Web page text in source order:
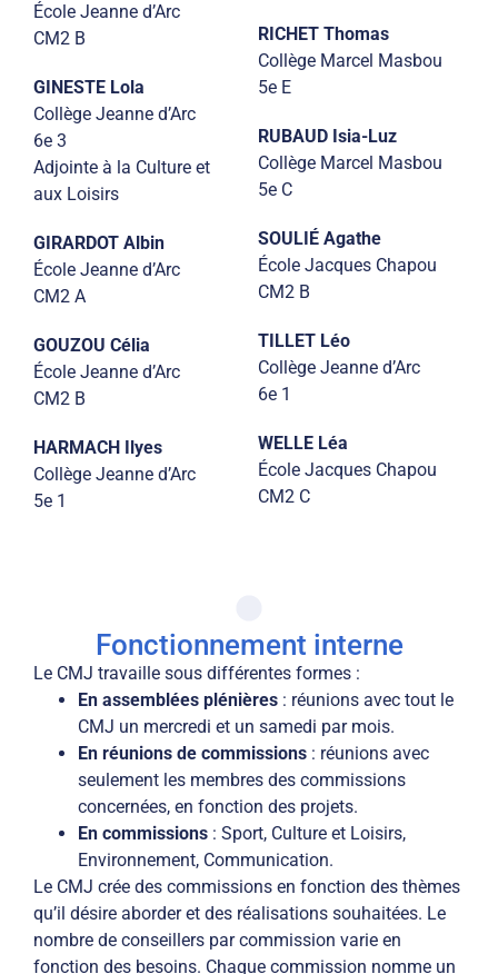
École Jeanne d’Arc
CM2 B
GINESTE Lola
Collège Jeanne d’Arc
6e 3
Adjointe à la Culture et
aux Loisirs
GIRARDOT Albin
École Jeanne d’Arc
CM2 A
GOUZOU Célia
École Jeanne d’Arc
CM2 B
HARMACH Ilyes
Collège Jeanne d’Arc
5e 1
RICHET Thomas
Collège Marcel Masbou
5e E
RUBAUD Isia-Luz
Collège Marcel Masbou
5e C
SOULIÉ Agathe
École Jacques Chapou
CM2 B
TILLET Léo
Collège Jeanne d’Arc
6e 1
WELLE Léa
École Jacques Chapou
CM2 C
Fonctionnement interne
Le CMJ travaille sous différentes formes :
En assemblées plénières : réunions avec tout le
CMJ un mercredi et un samedi par mois.
En réunions de commissions : réunions avec
seulement les membres des commissions
concernées, en fonction des projets.
En commissions : Sport, Culture et Loisirs,
Environnement, Communication.
Le CMJ crée des commissions en fonction des thèmes
qu’il désire aborder et des réalisations souhaitées. Le
nombre de conseillers par commission varie en
fonction des besoins. Chaque commission nomme un